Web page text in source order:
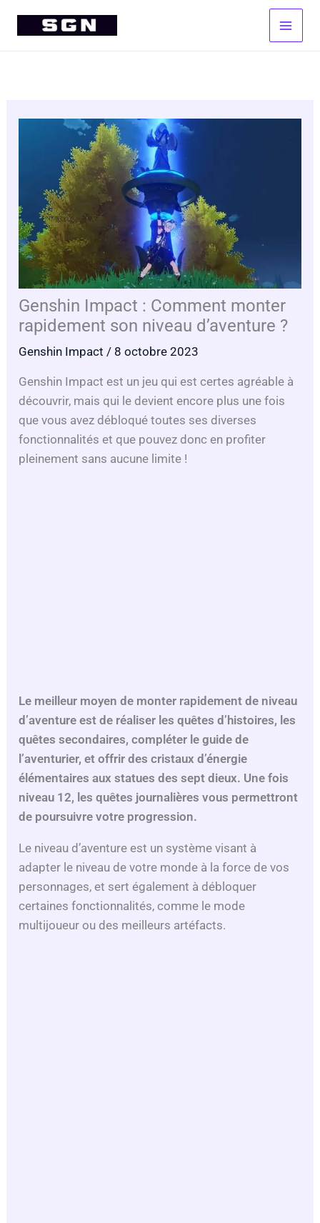
Genshin Impact : Comment monter
rapidement son niveau d’aventure ?
Genshin Impact / 8 octobre 2023
Genshin Impact est un jeu qui est certes agréable à
découvrir, mais qui le devient encore plus une fois
que vous avez débloqué toutes ses diverses
fonctionnalités et que pouvez donc en profiter
pleinement sans aucune limite !
Le meilleur moyen de monter rapidement de niveau
d’aventure est de réaliser les quêtes d’histoires, les
quêtes secondaires, compléter le guide de
l’aventurier, et offrir des cristaux d’énergie
élémentaires aux statues des sept dieux. Une fois
niveau 12, les quêtes journalières vous permettront
de poursuivre votre progression.
Le niveau d’aventure est un système visant à
adapter le niveau de votre monde à la force de vos
personnages, et sert également à débloquer
certaines fonctionnalités, comme le mode
multijoueur ou des meilleurs artéfacts.